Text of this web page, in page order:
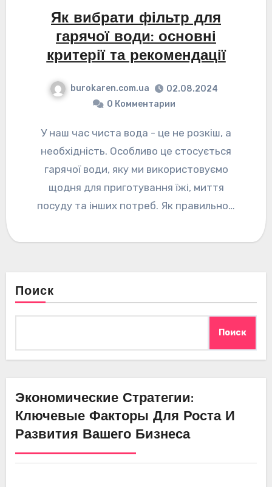
Як вибрати фільтр для
гарячої води: основні
критерії та рекомендації
burokaren.com.ua
02.08.2024
0 Комментарии
У наш час чиста вода - це не розкіш, а
необхідність. Особливо це стосується
гарячої води, яку ми використовуємо
щодня для приготування їжі, миття
посуду та інших потреб. Як правильно…
Поиск
Поиск
Экономические Стратегии:
Ключевые Факторы Для Роста И
Развития Вашего Бизнеса